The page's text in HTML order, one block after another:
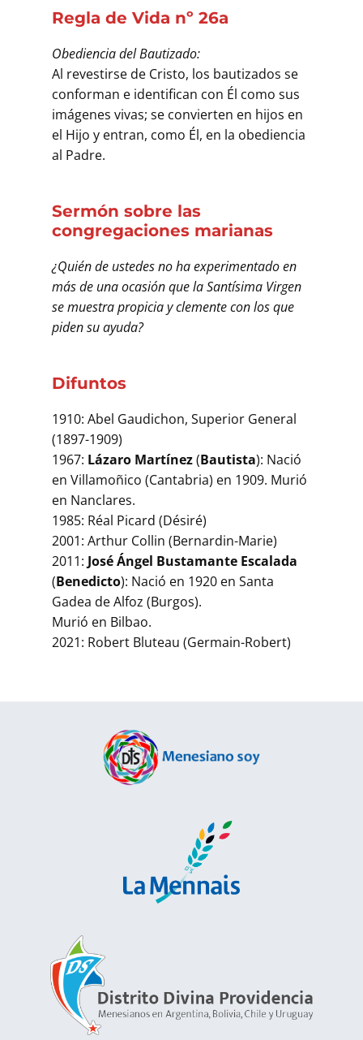
Regla de Vida nº 26a
Obediencia del Bautizado:
Al revestirse de Cristo, los bautizados se
conforman e identifican con Él como sus
imágenes vivas; se convierten en hijos en
el Hijo y entran, como Él, en la obediencia
al Padre.
Sermón sobre las
congregaciones marianas
¿Quién de ustedes no ha experimentado en
más de una ocasión que la Santísima Virgen
se muestra propicia y clemente con los que
piden su ayuda?
Difuntos
1910: Abel Gaudichon, Superior General
(1897-1909)
1967: Lázaro Martínez(Bautista): Nació
en Villamoñico (Cantabria) en 1909. Murió
en Nanclares.
1985: Réal Picard (Désiré)
2001: Arthur Collin (Bernardin-Marie)
2011: José Ángel Bustamante Escalada
(Benedicto): Nació en 1920 en Santa
Gadea de Alfoz (Burgos).
Murió en Bilbao.
2021: Robert Bluteau (Germain-Robert)